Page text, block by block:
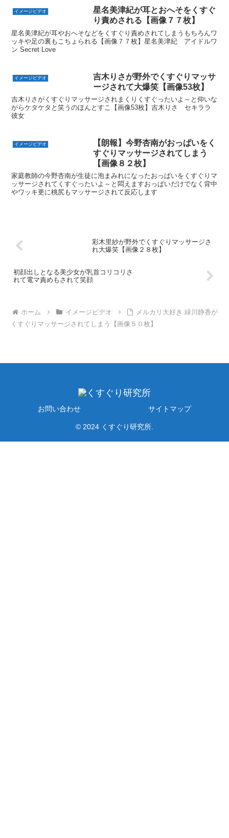
イメージビデオ
星名美津紀が耳とおへそをくすぐ
り責めされる【画像７７枚】
星名美津紀が耳やおへそなどをくすぐり責めされてしまうもちろんワ
ッキや足の裏もこちょられる【画像７７枚】星名美津紀 アイドルワ
ン Secret Love
イメージビデオ
吉木りさが野外でくすぐりマッサ
ージされて大爆笑【画像53枚】
吉木りさがくすぐりマッサージされまくりくすぐったいよ～と仰いな
がらケタケタと笑うのほんとすこ【画像53枚】吉木りさ セキララ
彼女
イメージビデオ
【朗報】今野杏南がおっぱいをく
すぐりマッサージされてしまう
【画像８２枚】
家庭教師の今野杏南が生徒に泡まみれになったおっぱいをくすぐりマ
ッサージされてくすぐったいよ～と悶えますおっぱいだけでなく背中
やワッキ更に桃尻もマッサージされて反応します
彩木里紗が野外でくすぐりマッサージさ
れ大爆笑【画像２８枚】
初顔出しとなる美少女が乳首コリコリさ
れて電マ責めもされて笑顔
ホーム イメージビデオ
メルカリ大好き 緑川静香が
くすぐりマッサージされてしまう【画像５０枚】
お問い合わせ サイトマップ
© 2024 くすぐり研究所.